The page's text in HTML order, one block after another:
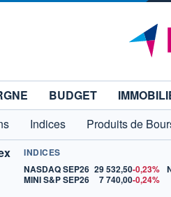
BUDGET
Indices Produits de
INDICES
NASDAQ SEP26 29 532,50-0,23%
MINI S&P SEP26
7 740,00-0,24%